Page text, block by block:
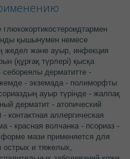
қышынумен немесе
жедел және ауыр, инфекция
(құрғақ түрлері) қысқа
себореялы дерматитте -
- экземада - полиморфты
ауыр түрінде - жалпақ
дерматит - атопический
контактная аллергическая
- красная волчанка - псориаз -
мази применяется для
острых и тяжелых,